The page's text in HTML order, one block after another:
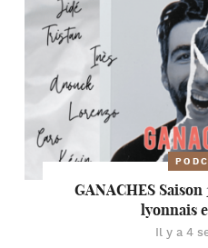
GANACHES Saison
lyonnais
Il y a 4